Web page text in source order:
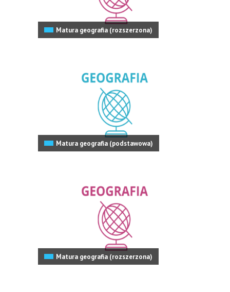
Matura geografia (rozszerzona)
Matura geografia (podstawowa)
Matura geografia (rozszerzona)